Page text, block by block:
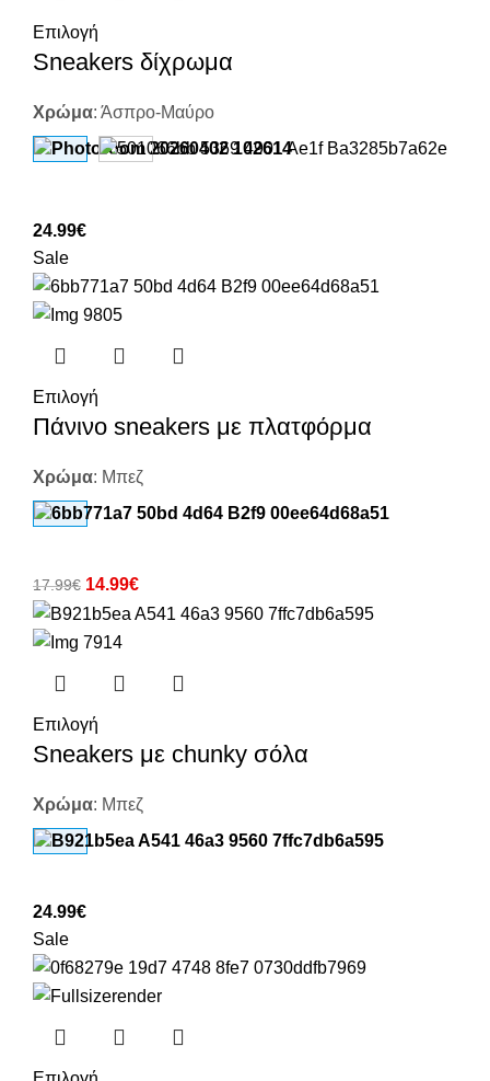
Επιλογή
Sneakers δίχρωμα
Χρώμα: Άσπρο-Μαύρο
24.99€
Sale
Επιλογή
Πάνινο sneakers με πλατφόρμα
Χρώμα: Μπεζ
17.99€ 14.99€
Επιλογή
Sneakers με chunky σόλα
Χρώμα: Μπεζ
24.99€
Sale